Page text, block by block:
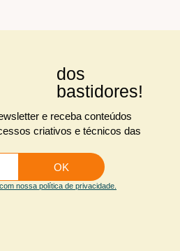
dos
bastidores!
e receba conteúdos
criativos e técnicos das
OK
nossa política de privacidade.